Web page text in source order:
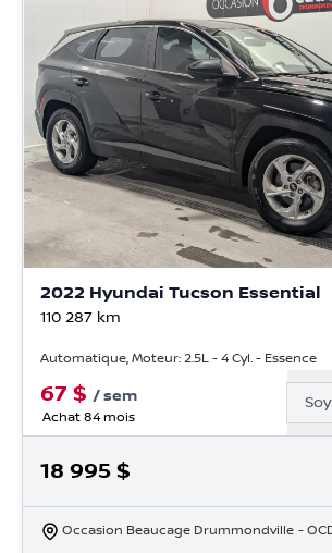
2022 Hyundai Tucson Essential
110 287 km
Automatique, Moteur: 2.5L - 4 Cyl. - Essence
67 $ /sem
Achat 84 mois
18 995 $
Occasion Beaucage Drummondville -